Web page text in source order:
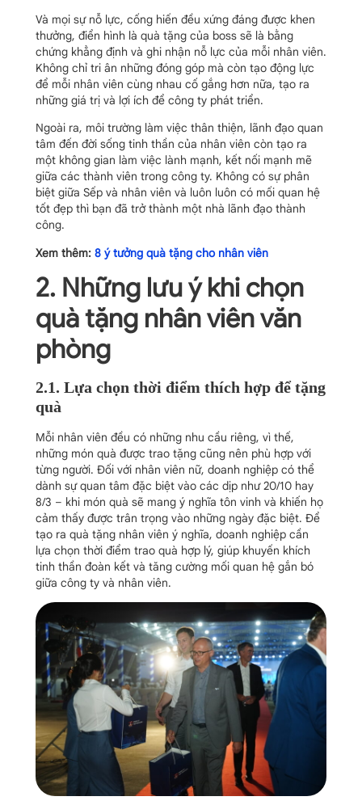
Và mọi sự nỗ lực, cống hiến đều xứng đáng được khen
thưởng, điển hình là quà tặng của boss sẽ là bằng
chứng khẳng định và ghi nhận nỗ lực của mỗi nhân viên.
Không chỉ tri ân những đóng góp mà còn tạo động lực
để mỗi nhân viên cùng nhau cố gắng hơn nữa, tạo ra
những giá trị và lợi ích để công ty phát triển.
Ngoài ra, môi trường làm việc thân thiện, lãnh đạo quan
tâm đến đời sống tinh thần của nhân viên còn tạo ra
một không gian làm việc lành mạnh, kết nối mạnh mẽ
giữa các thành viên trong công ty. Không có sự phân
biệt giữa Sếp và nhân viên và luôn luôn có mối quan hệ
tốt đẹp thì bạn đã trở thành một nhà lãnh đạo thành
công.
Xem thêm: 8 ý tưởng quà tặng cho nhân viên
2. Những lưu ý khi chọn
quà tặng nhân viên văn
phòng
2.1. Lựa chọn thời điểm thích hợp để tặng
quà
Mỗi nhân viên đều có những nhu cầu riêng, vì thế,
những món quà được trao tặng cũng nên phù hợp với
từng người. Đối với nhân viên nữ, doanh nghiệp có thể
dành sự quan tâm đặc biệt vào các dịp như 20/10 hay
8/3 – khi món quà sẽ mang ý nghĩa tôn vinh và khiến họ
cảm thấy được trân trọng vào những ngày đặc biệt. Để
tạo ra quà tặng nhân viên ý nghĩa, doanh nghiệp cần
lựa chọn thời điểm trao quà hợp lý, giúp khuyến khích
tinh thần đoàn kết và tăng cường mối quan hệ gắn bó
giữa công ty và nhân viên.